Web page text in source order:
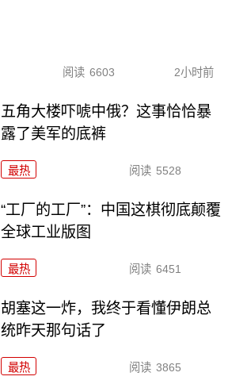
阅读 6603 2小时前
五角大楼吓唬中俄？这事恰恰暴
露了美军的底裤
最热 阅读 5528
“工厂的工厂”：中国这棋彻底颠覆
全球工业版图
最热 阅读 6451
胡塞这一炸，我终于看懂伊朗总
统昨天那句话了
最热 阅读 3865